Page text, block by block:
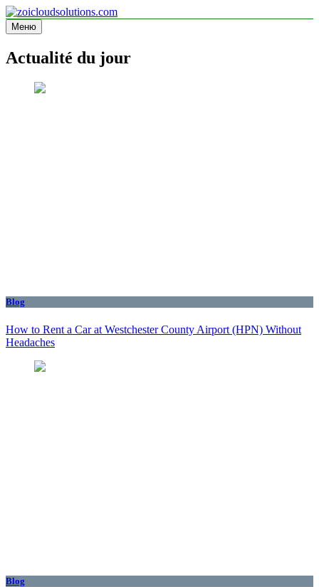
Перейти
к
содержимому
zoicloudsolutions.com
Меню
Actualité du jour
Blog
How to Rent a Car at Westchester County Airport (HPN) Without
Headaches
Blog